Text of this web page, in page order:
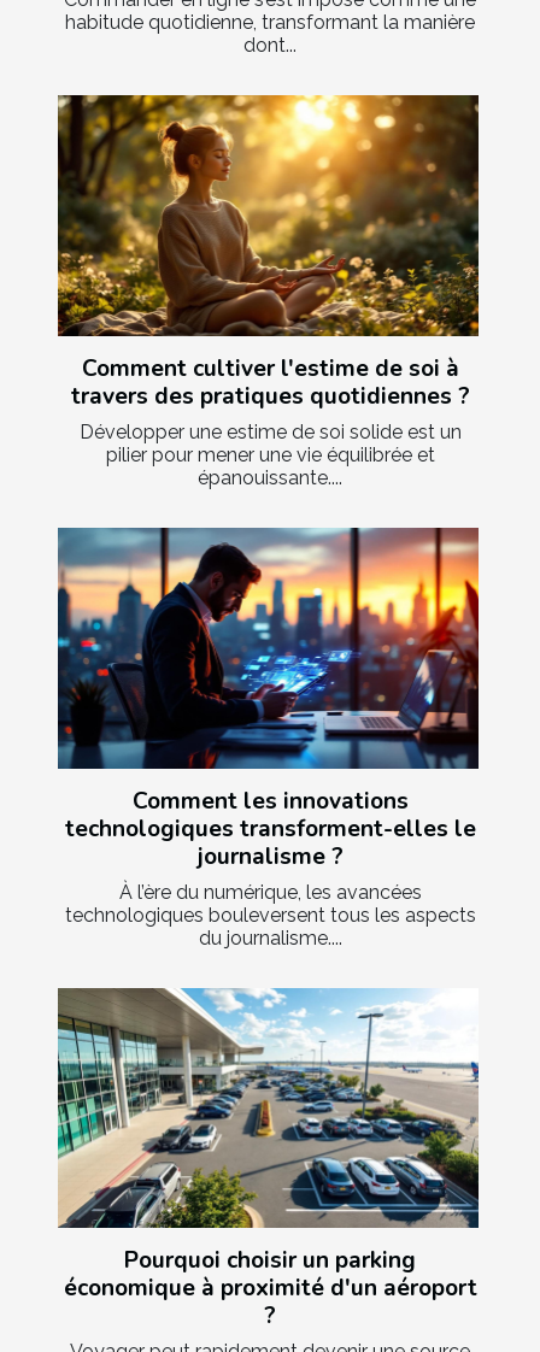
habitude quotidienne, transformant la manière
dont...
Comment cultiver l'estime de soi à
travers des pratiques quotidiennes ?
Développer une estime de soi solide est un
pilier pour mener une vie équilibrée et
épanouissante....
Comment les innovations
technologiques transforment-elles le
journalisme ?
À l’ère du numérique, les avancées
technologiques bouleversent tous les aspects
du journalisme....
Pourquoi choisir un parking
économique à proximité d'un aéroport
?